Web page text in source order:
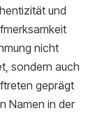
und
nicht
sondern auch
geprägt
Namen in der